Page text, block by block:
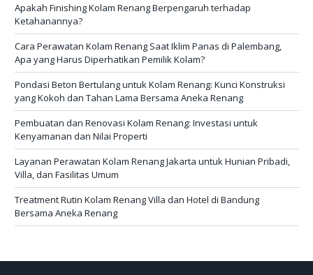
Apakah Finishing Kolam Renang Berpengaruh terhadap
Ketahanannya?
Cara Perawatan Kolam Renang Saat Iklim Panas di Palembang,
Apa yang Harus Diperhatikan Pemilik Kolam?
Pondasi Beton Bertulang untuk Kolam Renang: Kunci Konstruksi
yang Kokoh dan Tahan Lama Bersama Aneka Renang
Pembuatan dan Renovasi Kolam Renang: Investasi untuk
Kenyamanan dan Nilai Properti
Layanan Perawatan Kolam Renang Jakarta untuk Hunian Pribadi,
Villa, dan Fasilitas Umum
Treatment Rutin Kolam Renang Villa dan Hotel di Bandung
Bersama Aneka Renang